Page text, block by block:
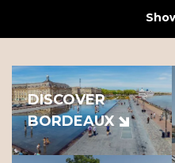
DISCOVER
BORDEAUX